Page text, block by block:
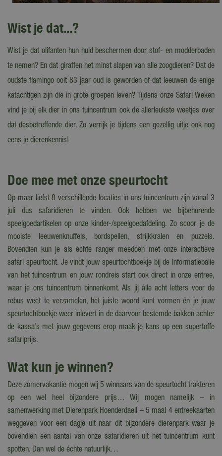
Wist je dat...?
Wist je dat olifanten hun huid beschermen door stof- en modderbaden
te nemen? En dat giraffen het minst slapen van alle zoogdieren? Dat de
oudste flamingo ooit 83 jaar oud is geworden of dat leeuwen de enige
katachtigen zijn die in grote groepen leven? Tijdens onze Safari Weken
vind je bij elk dier in ons tuincentrum ook de allerleukste weetjes over
dat desbetreffende dier. Zo verrijk je tijdens een gezellig uitje ook nog
eens je dierenkennis!
Doe mee met onze speurtocht
Op maar liefst 8 verschillende locaties in ons tuincentrum zijn vanaf 3
juli dus safaridieren te vinden. Ook hebben we bijbehorende
speelgoedartikelen op onze kinder-/speelgoedafdeling. Zo scoor je de
mooiste leeuwenknuffels, bordspellen, strijkkralen en puzzels.
Bovendien kun je als echte ranger meedoen met onze interactieve
safari speurtocht. Je vindt jouw speurtochtboekje bij de Informatiebalie
van het tuincentrum en jouw rondreis start ook direct in onze entree,
waar je ons tuincentrum binnenkomt. Als jij álle acht letters voor de
rebus weet te verzamelen, het juiste woord kunt vormen én je jouw
speurtochtboekje weer inlevert in de daarvoor bestemde bakken achter
de kassa’s met jouw gegevens erop maak je kans op een supertoffe
safariprijs.
Wat kun je winnen?
Deze zomervakantie mogen wij 5 winnaars van de speurtocht trakteren
op een wel heel bijzondere prijs… Wij mogen namelijk – in
samenwerking met Dierenpark Hoenderdaell – 5 maal 4 entreekaarten
weggeven voor een dagje uit naar dit bijzondere dierenpark waar je
bovendien een aantal van onze safaridieren uit het tuincentrum kunt
spotten. Dan wel de échte natuurlijk…